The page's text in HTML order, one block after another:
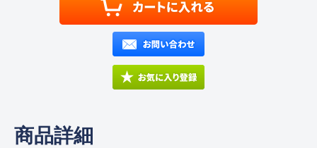
商品詳細